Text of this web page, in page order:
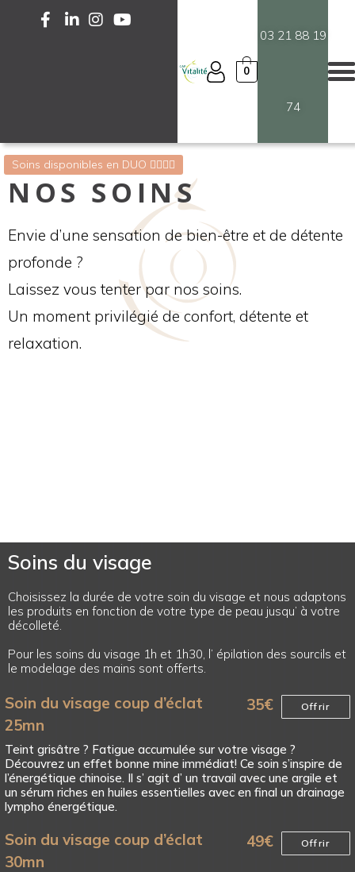
0
03 21 88 19
74
Soins disponibles en DUO 💆‍♀️💆‍♂️
NOS SOINS
Envie d’une sensation de bien-être et de détente
profonde ?
Laissez vous tenter par nos soins.
Un moment privilégié de confort, détente et
relaxation.
Soins du visage
Choisissez la durée de votre soin du visage et nous adaptons
les produits en fonction de votre type de peau jusqu’ à votre
décolleté.
Pour les soins du visage 1h et 1h30, l’ épilation des sourcils et
le modelage des mains sont offerts.
Soin du visage coup d’éclat
25mn
35€ Offrir
Teint grisâtre ? Fatigue accumulée sur votre visage ?
Découvrez un effet bonne mine immédiat! Ce soin s’inspire de
l’énergétique chinoise. Il s’ agit d’ un travail avec une argile et
un sérum riches en huiles essentielles avec en final un drainage
lympho énergétique.
Soin du visage coup d’éclat
30mn
49€ Offrir